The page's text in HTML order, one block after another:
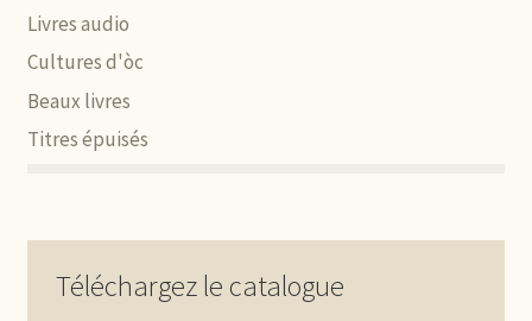
Livres audio
Cultures d'òc
Beaux livres
Titres épuisés
Téléchargez le catalogue